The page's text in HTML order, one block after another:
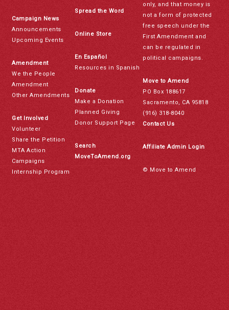
Campaign News
Announcements
Upcoming Events
Amendment
We the People
Amendment
Other Amendments
Get Involved
Volunteer
Share the Petition
MTA Action
Campaigns
Internship Program
Spread the Word
Online Store
En Español
Resources in Spanish
Donate
Make a Donation
Planned Giving
Donor Support Page
Search
MoveToAmend.org
only, and that money is
not a form of protected
free speech under the
First Amendment and
can be regulated in
political campaigns.
Move to Amend
PO Box 188617
Sacramento, CA 95818
(916) 318-8040
Contact Us
Affiliate Admin Login
© Move to Amend